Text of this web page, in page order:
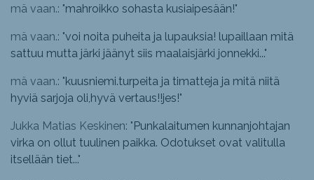
mä vaan.: "mahroikko sohasta kusiaipesään!"
mä vaan.: "voi noita puheita ja lupauksia! lupaillaan mitä
sattuu mutta järki jäänyt siis maalaisjärki jonnekki..."
mä vaan.: "kuusniemi.turpeita ja timatteja ja mitä niitä
hyviä sarjoja oli,hyvä vertaus!!jes!"
Jukka Matias Keskinen: "Punkalaitumen kunnanjohtajan
virka on ollut tuulinen paikka. Odotukset ovat valitulla
itsellään tiet..."